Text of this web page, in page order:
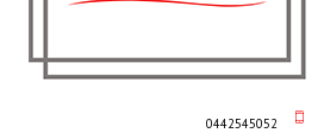
0442545052